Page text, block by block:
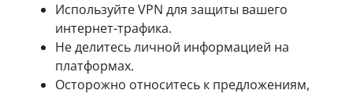
Используйте VPN для защиты вашего
интернет-трафика.
Не делитесь личной информацией на
платформах.
Осторожно относитесь к предложениям,